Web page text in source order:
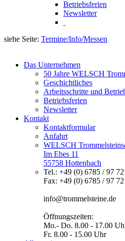
Betriebsferien
Newsletter
siehe Seite: Termine/Info/Messen
Das Unternehmen
50 Jahre WELSCH
Geschichtliches
Arbeitsschritte und
Betriebsferien
Newsletter
Kontakt
Kontaktformular
Anfahrt
WELSCH
Im Ebes 11
55758 Hottenbach
Tel.: +49 (0) 6785 / 97
Fax: +49 (0) 6785 / 97 72
info@trommelsteine.de
Öffnungszeiten:
Mo.- Do. 8.00 - 17.00
Fr. 8.00 - 15.00 Uhr